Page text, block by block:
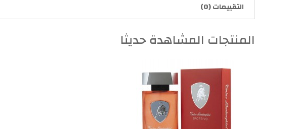
التقييمات (0)
المنتجات المشاهدة حديثا